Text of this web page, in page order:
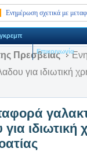
σχετικά με μεταφορά
Επικοινωνία
Πρεσβείας
για ιδιωτική